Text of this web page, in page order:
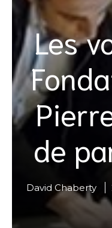
Les
de
David Chaberty